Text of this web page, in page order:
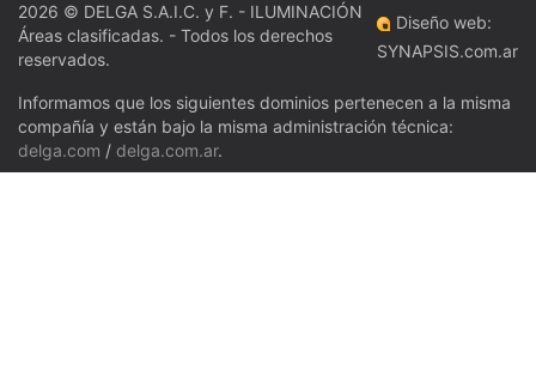
2026 © DELGA S.A.I.C. y F. - ILUMINACIÓN
Áreas clasificadas. - Todos los derechos
reservados.
Diseño web:
SYNAPSIS.com.ar
Informamos que los siguientes dominios pertenecen a la misma
compañía y están bajo la misma administración técnica:
delga.com / delga.com.ar.